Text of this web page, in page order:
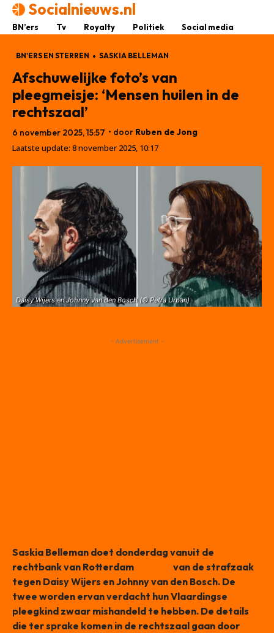
Socialnieuws.nl
BN’ers Tv Royalty Politiek Social media
BN'ERS EN STERREN SASKIA BELLEMAN
Afschuwelijke foto’s van
pleegmeisje: ‘Mensen huilen in de
rechtszaal’
6 november 2025, 15:57 • door Ruben de Jong
Laatste update: 8 november 2025, 10:17
Daisy Wijers en Johnny van den Bosch (© Petra Urban)
- Advertisement -
Saskia Belleman doet donderdag vanuit de
rechtbank van Rotterdam
van de strafzaak
tegen Daisy Wijers en Johnny van den Bosch. De
twee worden ervan verdacht hun Vlaardingse
pleegkind zwaar mishandeld te hebben. De details
die ter sprake komen in de rechtszaal gaan door